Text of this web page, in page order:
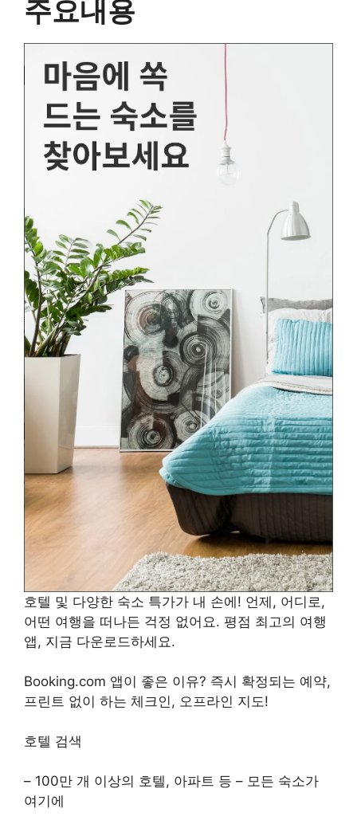
주요내용
호텔 및 다양한 숙소 특가가 내 손에! 언제, 어디로,
어떤 여행을 떠나든 걱정 없어요. 평점 최고의 여행
앱, 지금 다운로드하세요.
Booking.com 앱이 좋은 이유? 즉시 확정되는 예약,
프린트 없이 하는 체크인, 오프라인 지도!
호텔 검색
– 100만 개 이상의 호텔, 아파트 등 – 모든 숙소가
여기에